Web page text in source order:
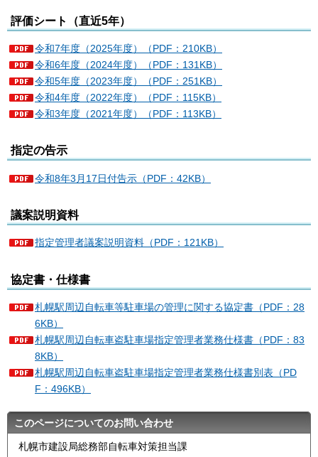
評価シート（直近5年）
令和7年度（2025年度）（PDF：210KB）
令和6年度（2024年度）（PDF：131KB）
令和5年度（2023年度）（PDF：251KB）
令和4年度（2022年度）（PDF：115KB）
令和3年度（2021年度）（PDF：113KB）
指定の告示
令和8年3月17日付告示（PDF：42KB）
議案説明資料
指定管理者議案説明資料（PDF：121KB）
協定書・仕様書
札幌駅周辺自転車等駐車場の管理に関する協定書（PDF：28
6KB）
札幌駅周辺自転車盗駐車場指定管理者業務仕様書（PDF：83
8KB）
札幌駅周辺自転車盗駐車場指定管理者業務仕様書別表（PD
F：496KB）
このページについてのお問い合わせ
札幌市建設局総務部自転車対策担当課